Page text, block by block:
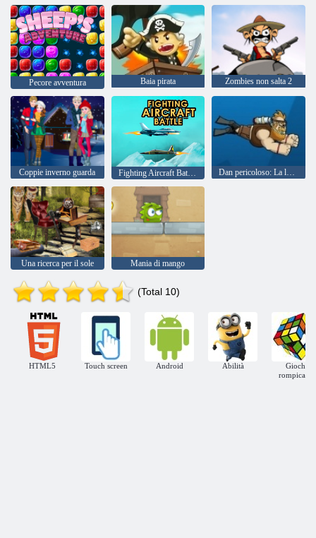
Pecore avventura Baia pirata Zombies non salta 2
Coppie inverno guarda Fighting Aircraft Battaglia Dan pericoloso: La leggenda dei pesci dei sette mari
Una ricerca per il sole Mania di mango
(Total 10)
HTML5 Touch screen Android Abilità
Giochi
rompicapo